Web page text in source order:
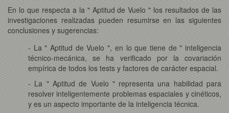
En lo que respecta a la " Aptitud de Vuelo " los resultados de las
investigaciones realizadas pueden resumirse en las siguientes
conclusiones y sugerencias:
- La " Aptitud de Vuelo ", en lo que tiene de " inteligencia
técnico-mecánica, se ha verificado por la covariación
empírica de todos los tests y factores de carácter espacial.
- La " Aptitud de Vuelo " representa una habilidad para
resolver inteligentemente problemas espaciales y cinéticos,
y es un aspecto importante de la inteligencia técnica.